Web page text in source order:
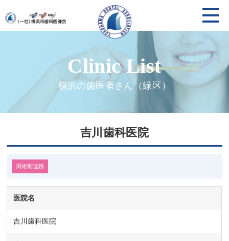
横浜の歯医者さん（緑区）
吉川歯科医院
周術期連携
医院名
吉川歯科医院